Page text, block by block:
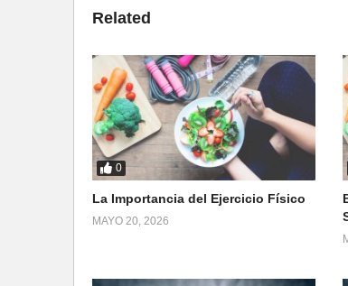
Related
0
La Importancia del Ejercicio Físico
MAYO 20, 2026